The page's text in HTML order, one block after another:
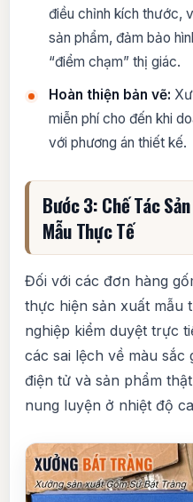
điều chỉnh kích thước,
sản phẩm, đảm bảo
“điểm chạm” thị giác.
Hoàn thiện bản vẽ:
miễn phí cho đến khi
với phương án thiết kế.
Bước 3: Chế Tác
Mẫu Thực Tế
Đối với các đơn hàng
thực hiện sản xuất mẫu
nghiệp kiểm duyệt trực
các sai lệch về màu
điện tử và sản phẩm
nung luyện ở nhiệt độ